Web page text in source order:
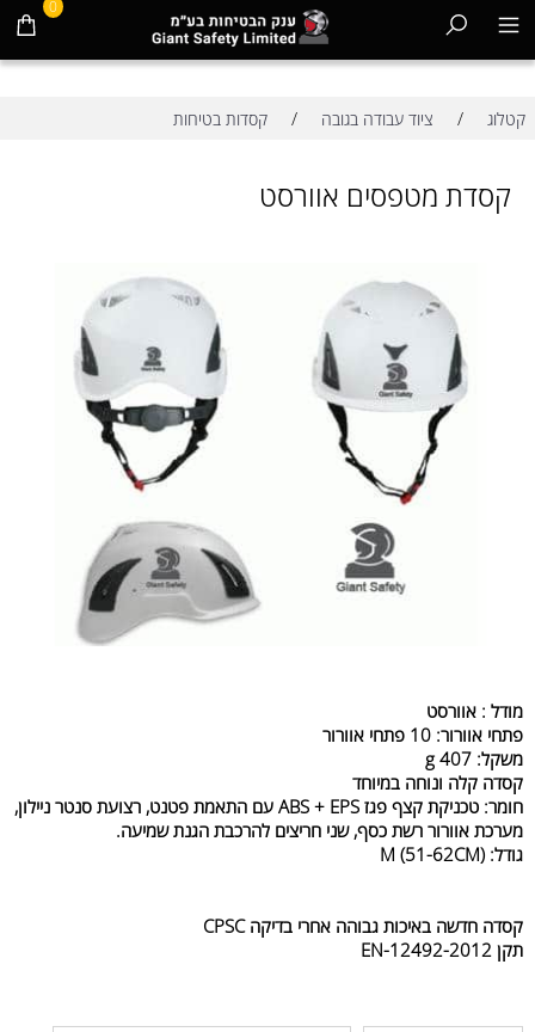
0
קטלוג / ציוד עבודה בגובה / קסדות בטיחות
קסדת מטפסים אוורסט
מודל : אוורסט
פתחי אוורור: 10 פתחי אוורור
משקל: 407 g
קסדה קלה ונוחה במיוחד
חומר: טכניקת קצף פגז ABS + EPS עם התאמת פטנט, רצועת סנטר ניילון,
מערכת אוורור רשת כסף, שני חריצים להרכבת הגנת שמיעה.
גודל: M (51-62CM)
קסדה חדשה באיכות גבוהה אחרי בדיקה CPSC
תקן EN-12492-2012